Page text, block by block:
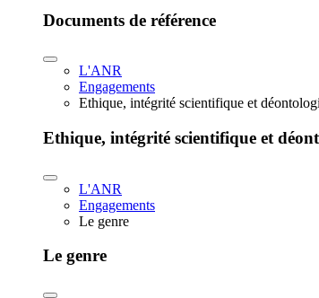
Documents de référence
L'ANR
Engagements
Ethique, intégrité scientifique et
Ethique, intégrité scientifique et
L'ANR
Engagements
Le genre
Le genre